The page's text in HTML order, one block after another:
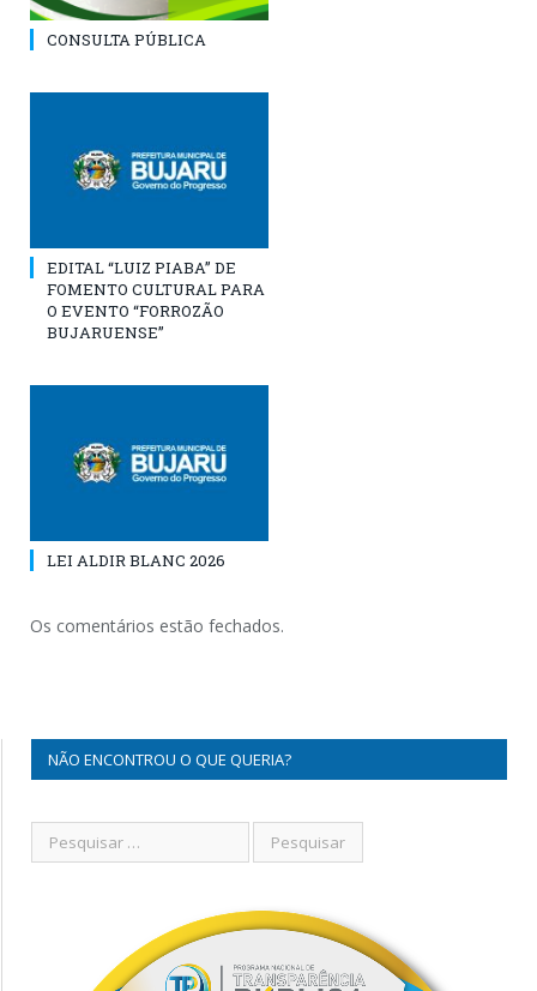
CONSULTA PÚBLICA
EDITAL “LUIZ PIABA” DE
FOMENTO CULTURAL PARA
O EVENTO “FORROZÃO
BUJARUENSE”
LEI ALDIR BLANC 2026
Os comentários estão fechados.
NÃO ENCONTROU O QUE QUERIA?